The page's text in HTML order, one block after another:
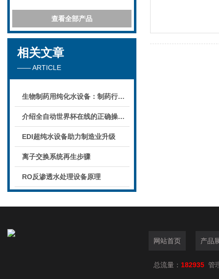
查看全部产品
相关文章
—— ARTICLE
生物制药用纯化水设备：制药行业的品质保障
介绍全自动世界杯在线的正确操作流程
EDI超纯水设备助力制造业升级
离子交换系统再生步骤
RO反渗透水处理设备原理
网站首页 产品
总流量： 182935 管